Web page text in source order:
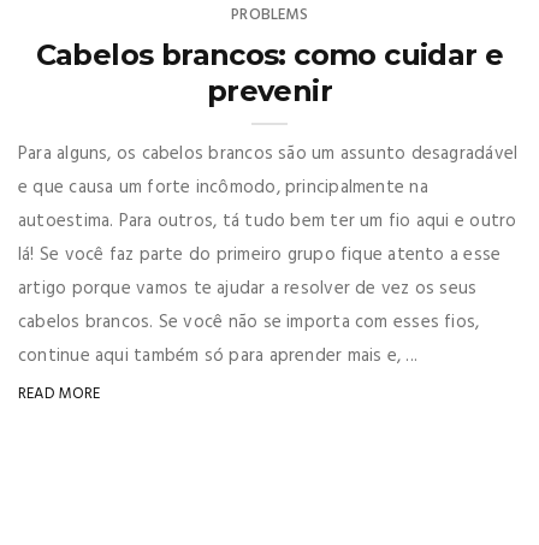
PROBLEMS
Cabelos brancos: como cuidar e
prevenir
Para alguns, os cabelos brancos são um assunto desagradável
e que causa um forte incômodo, principalmente na
autoestima. Para outros, tá tudo bem ter um fio aqui e outro
lá! Se você faz parte do primeiro grupo fique atento a esse
artigo porque vamos te ajudar a resolver de vez os seus
cabelos brancos. Se você não se importa com esses fios,
continue aqui também só para aprender mais e, ...
READ MORE